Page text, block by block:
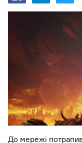
До мережі